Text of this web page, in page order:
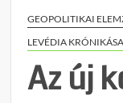
GEOPOLITIKAI
LEVÉDIA KRÓNIKÁSA
Az új